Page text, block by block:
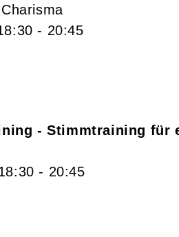
- 20:45
- Stimmtraining für
- 20:45